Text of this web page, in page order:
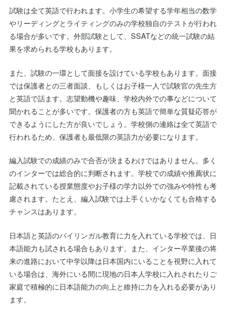
試験は全て英語で行われます。小学生の希望する学年相当の数学
やリーディングとライティングのみの学校独自のテストが行われ
る場合が多いです。外部試験として、SSATなどの統一試験の結
果を求められる学校もあります。
また、試験の一環として面接を設けている学校もあります。面接
では保護者との三者面談、もしくはお子様一人で試験官の先生方
と英語で話ます。志望動機や趣味、学校内外での事などについて
聞かれることが多いです。保護者の方も英語で簡単な質疑応答が
できるようにした方が良いでしょう。学校側の連絡は全て英語で
行われるため、保護者も最低限の英語力が必要になります。
編入試験での成績のみで合否が決まるわけではありません。多く
のインターでは総合的に判断されます。学校での成績や推薦状に
記載されている授業態度やお子様の学力以外での強みや特性も考
慮されます。たとえ、編入試験では上手くいかなくても合格する
チャンスはあります。
日本語と英語のバイリンガル教育に力を入れている学校では、日
本語能力も試される場合もあります。また、インター卒業後の将
来の進路において中学以降は日本国内にいることを視野に入れて
いる場合は、海外にいる間に現地の日本人学校に入れされたりご
家庭で積極的に日本語能力の向上と維持に力を入れる必要があり
ます。